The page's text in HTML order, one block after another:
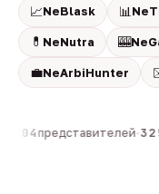
📈NeBlask 📊
💊 NeNutra 🎰
💼NeArbiHunter
804представителей·325